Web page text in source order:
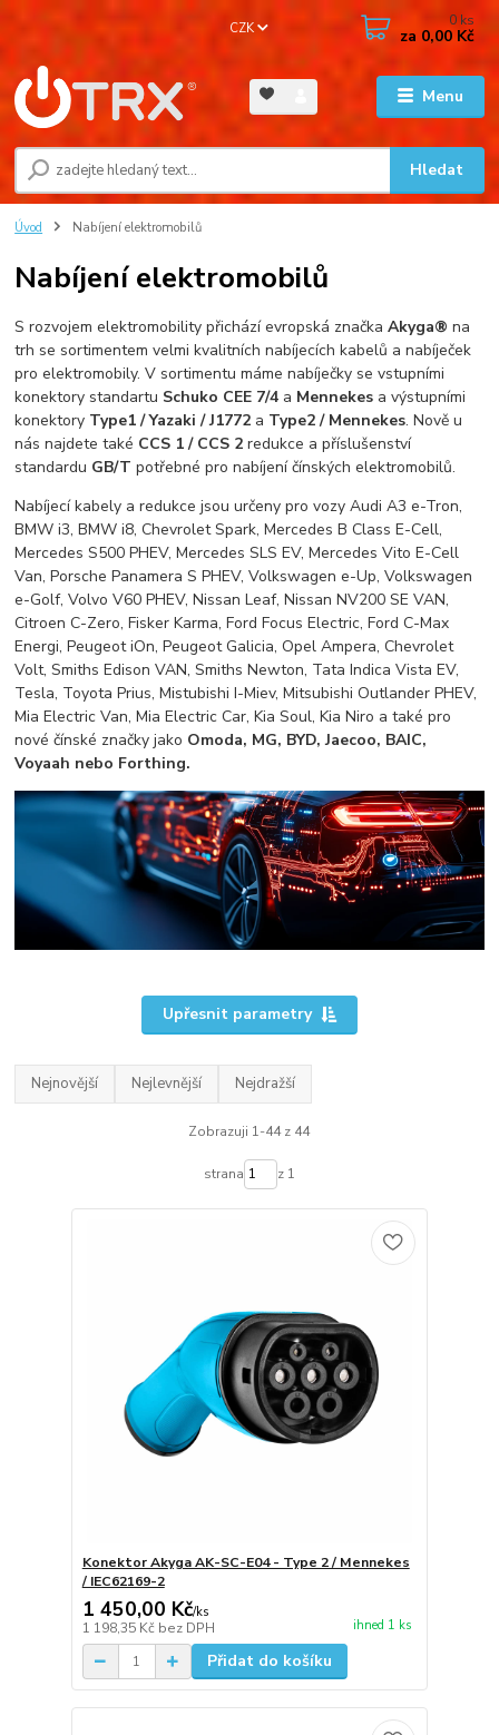
Menu
CZK
Hledat
0 ks
za 0,00 Kč
Úvod Nabíjení elektromobilů
Nabíjení elektromobilů
S rozvojem elektromobility přichází evropská značkaAkyga® na
trh se sortimentem velmi kvalitních nabíjecích kabelů a nabíječek
pro elektromobily. V sortimentu máme nabíječky se vstupními
konektory standartu Schuko CEE 7/4 a Mennekes a výstupními
konektory Type1 / Yazaki / J1772 a Type2 / Mennekes. Nově u
nás najdete také CCS 1 / CCS 2 redukce a příslušenství
standardu GB/T potřebné pro nabíjení čínských elektromobilů.
Nabíjecí kabely a redukce jsou určeny pro vozy Audi A3 e-Tron,
BMW i3, BMW i8, Chevrolet Spark, Mercedes B Class E-Cell,
Mercedes S500 PHEV, Mercedes SLS EV, Mercedes Vito E-Cell
Van, Porsche Panamera S PHEV, Volkswagen e-Up, Volkswagen
e-Golf, Volvo V60 PHEV, Nissan Leaf, Nissan NV200 SE VAN,
Citroen C-Zero, Fisker Karma, Ford Focus Electric, Ford C-Max
Energi, Peugeot iOn, Peugeot Galicia, Opel Ampera, Chevrolet
Volt, Smiths Edison VAN, Smiths Newton, Tata Indica Vista EV,
Tesla, Toyota Prius, Mistubishi I-Miev, Mitsubishi Outlander PHEV,
Mia Electric Van, Mia Electric Car, Kia Soul, Kia Niro a také pro
nové čínské značky jako Omoda, MG, BYD, Jaecoo, BAIC,
Voyaah nebo Forthing.
Upřesnit parametry
Nejnovější Nejlevnější Nejdražší
Zobrazuji 1-44 z 44
strana z 1
Konektor Akyga AK-SC-E04 - Type 2 / Mennekes
/ IEC62169-2
1 450,00 Kč/ks
1 198,35 Kč bez DPH ihned 1 ks
Přidat do košíku